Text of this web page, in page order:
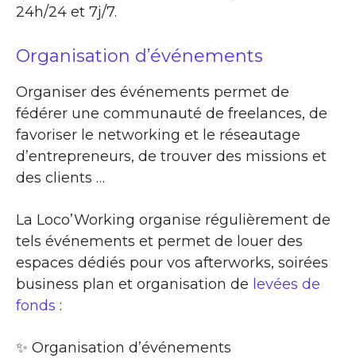
24h/24 et 7j/7.
Organisation d’événements
Organiser des événements permet de
fédérer une communauté de freelances, de
favoriser le networking et le réseautage
d’entrepreneurs, de trouver des missions et
des clients …
La Loco’Working organise régulièrement de
tels événements et permet de louer des
espaces dédiés pour vos afterworks, soirées
business plan et organisation de levées de
fonds :
✨​ Organisation d’événements